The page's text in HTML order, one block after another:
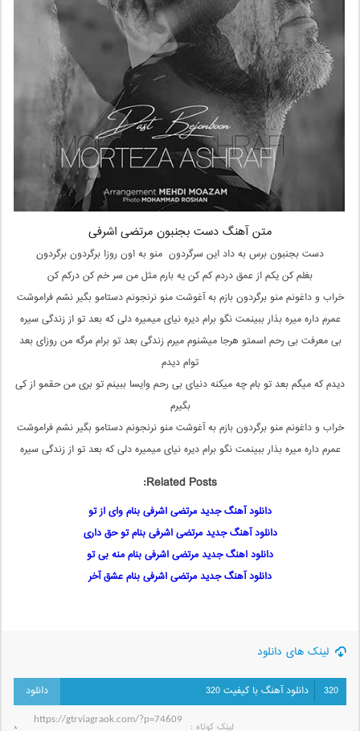
متن آهنگ دست بجنبون مرتضی اشرفی
دست بجنبون برس به داد این سرگردون منو به اون روزا برگردون برگردون
بغلم کن یکم از عمق دردم کم کن یه بارم مثل من سر خم کن درکم کن
خراب و داغونم منو برگردون بازم به آغوشت منو نرنجونم دستامو بگیر نشم فراموشت
عمرم داره میره بذار ببینمت نگو برام دیره نیای میمیره دلی که بعد تو از زندگی سیره
بی معرفت بی رحم اسمتو هرجا میشنوم میرم زندگی بعد تو برام مرگه من روزای بعد
توام دیدم
دیدم که میگم بعد تو بام چه میکنه دنیای بی رحم وایسا ببینم تو بری من حقمو از کی
بگیرم
خراب و داغونم منو برگردون بازم به آغوشت منو نرنجونم دستامو بگیر نشم فراموشت
عمرم داره میره بذار ببینمت نگو برام دیره نیای میمیره دلی که بعد تو از زندگی سیره
Related Posts:
دانلود آهنگ جدید مرتضی اشرفی بنام وای از تو
دانلود آهنگ جدید مرتضی اشرفی بنام تو حق داری
دانلود اهنگ جدید مرتضی اشرفی بنام منه بی تو
دانلود آهنگ جدید مرتضی اشرفی بنام عشق آخر
لینک های دانلود
320 دانلود آهنگ با کیفیت 320
لینک کوتاه‌ :